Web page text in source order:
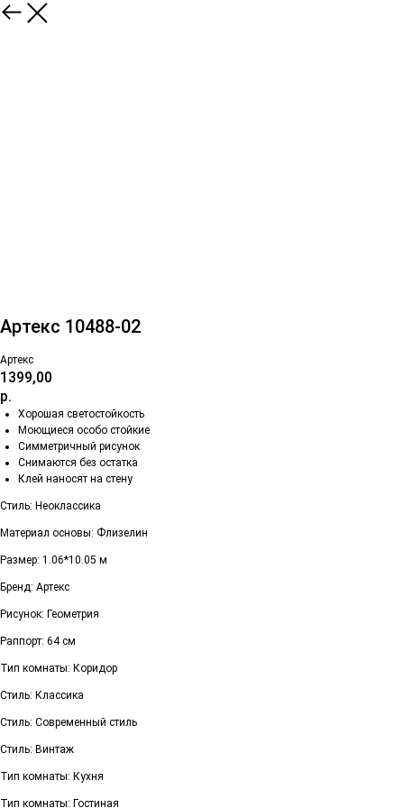
Артекс 10488-02
Артекс
1399,00
р.
Хорошая светостойкость
Моющиеся особо стойкие
Симметричный рисунок
Снимаются без остатка
Клей наносят на стену
Стиль: Неоклассика
Материал основы: Флизелин
Размер: 1.06*10.05 м
Бренд: Артекс
Рисунок: Геометрия
Раппорт: 64 см
Тип комнаты: Коридор
Стиль: Классика
Стиль: Современный стиль
Стиль: Винтаж
Тип комнаты: Кухня
Тип комнаты: Гостиная